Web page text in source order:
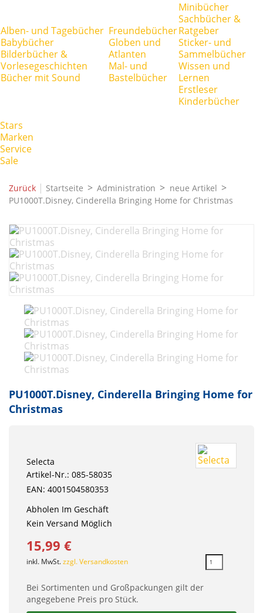
Alben- und Tagebücher
Babybücher
Bilderbücher &
Vorlesegeschichten
Bücher mit Sound
Freundebücher
Globen und
Atlanten
Mal- und
Bastelbücher
Minibücher
Sachbücher &
Ratgeber
Sticker- und
Sammelbücher
Wissen und
Lernen
Erstleser
Kinderbücher
Stars
Marken
Service
Sale
Zurück | Startseite Administration
neue Artikel
PU1000T.Disney, Cinderella Bringing Home for Christmas
PU1000T.Disney, Cinderella Bringing Home for
Christmas
Selecta
Artikel-Nr.: 085-58035
EAN: 4001504580353
Abholen Im Geschäft
Kein Versand Möglich
15,99 €
inkl. MwSt.zzgl. Versandkosten
Bei Sortimenten und Großpackungen gilt der
angegebene Preis pro Stück.